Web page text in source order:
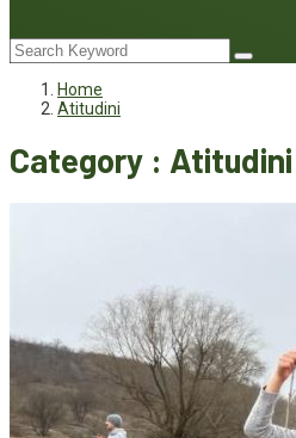
Home
Atitudini
Category : Atitudini